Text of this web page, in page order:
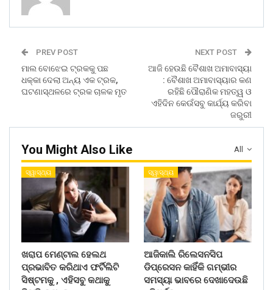
PREV POST
ମାଲ ବୋଝେଇ ଟ୍ରକକୁ ପଛ
ଧକ୍କା ଦେଲା ଅନ୍ୟ ଏକ ଟ୍ରକ,
ଘଟଣାସ୍ଥଳରେ ଟ୍ରକ ଚାଳକ ମୃତ
NEXT POST
ଆଜି ହେଉଛି ବୈଶାଖ ଅମାବାସ୍ୟା
: ବୈଶାଖ ଅମାବାସ୍ୟାର କଣ
ରହିଛି ପୌରାଣିକ ମହତ୍ୱ ଓ
ଏହିଦିନ କେଉଁସବୁ କାର୍ଯ୍ୟ କରିବା
ଜରୁରୀ
All
You Might Also Like
ସ୍ୱାସ୍ଥ୍ୟ
ଖରାପ ମେଣ୍ଟାଲ ହେଲଥ
ପ୍ରଭାବିତ କରିଥାଏ ଫର୍ଟିଲିଟି
ସିଷ୍ଟମକୁ , ଏହିସବୁ କଥାକୁ
ସ୍ୱାସ୍ଥ୍ୟ
ଆଜିକାଲି ରିଲେସନସିପ
ଡିପ୍ରେସନ କାହିଁକି ଗମ୍ଭୀର
ସମସ୍ୟା ଭାବରେ ଦେଖାଦେଉଛି